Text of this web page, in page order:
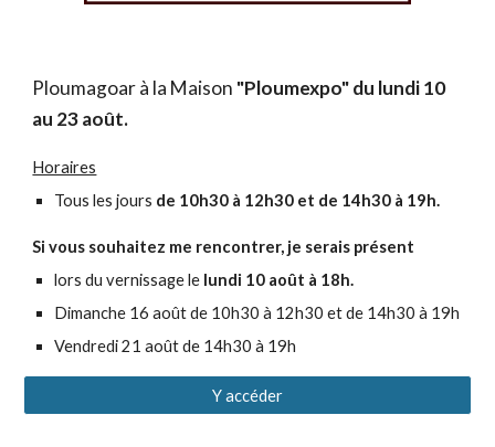
Ploumagoarà la Maison "Ploumexpo" du lundi 10
au 23 août.
Horaires
Tous les jours de 10h30 à 12h30 et de 14h30 à 19h.
Si vous souhaitez me rencontrer, je serais présent
lors du vernissage le lundi 10 août à 18h.
Dimanche 16 août de 10h30 à 12h30 et de 14h30 à 19h
Vendredi 21 aoûtde 14h30 à 19h
Y accéder